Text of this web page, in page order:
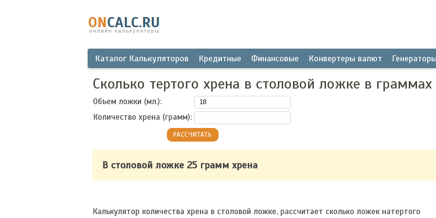
Каталог Калькуляторов Кредитные Финансовые Конвертеры валют
Сколько тертого хрена в столовой ложке в граммах
Объем ложки (мл.):
Количество хрена (грамм):
В столовой ложке 25 грамм хрена
Калькулятор количества хрена в столовой ложке, рассчитает сколько ложек натертого